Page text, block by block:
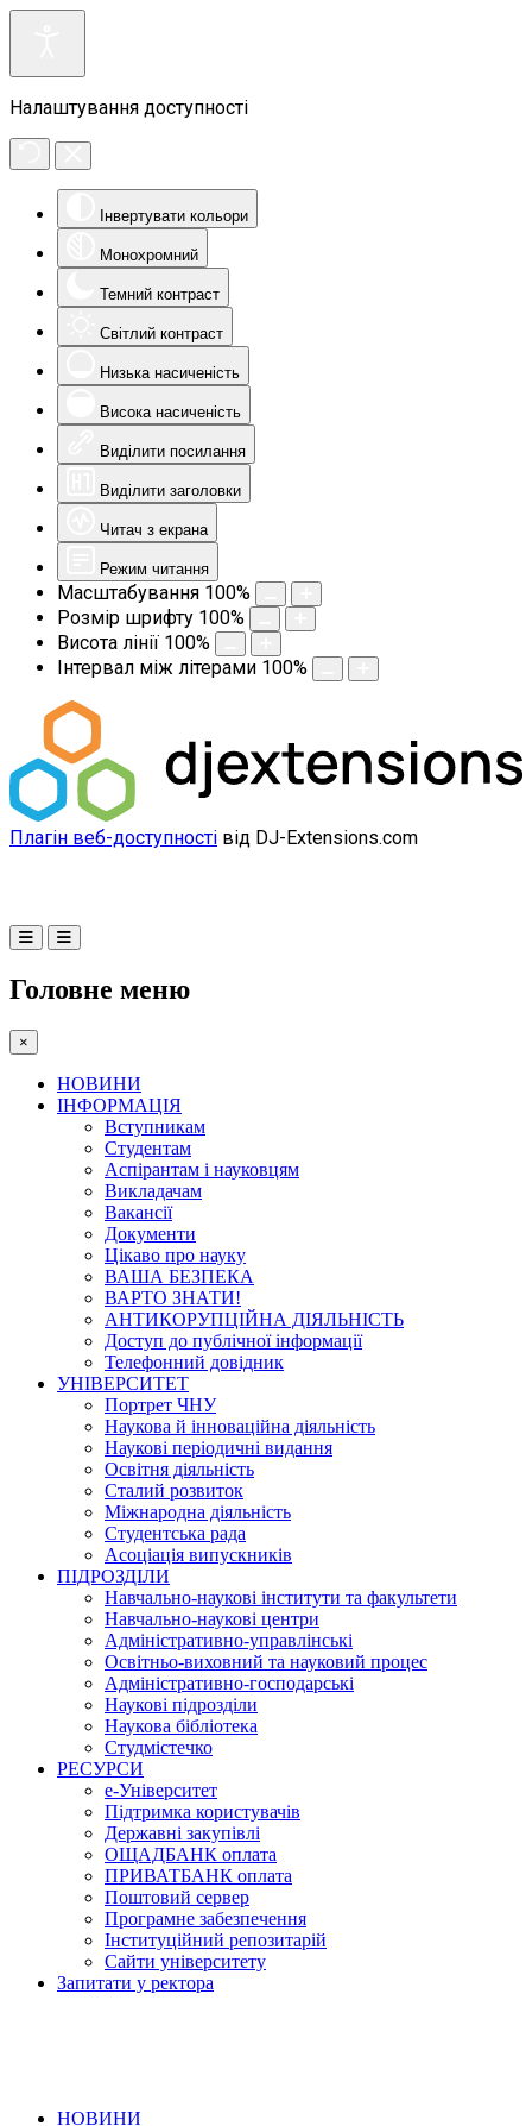
Налаштування доступності
Інвертувати кольори
Монохромний
Темний контраст
Світлий контраст
Низька насиченість
Висока насиченість
Виділити посилання
Виділити заголовки
Читач з екрана
Режим читання
Масштабування 100%
Розмір шрифту 100%
Висота лінії 100%
Інтервал між літерами 100%
Плагін веб-доступності від DJ-Extensions.com
Головне меню
×
НОВИНИ
ІНФОРМАЦІЯ
Вступникам
Студентам
Аспірантам і науковцям
Викладачам
Вакансії
Документи
Цікаво про науку
ВАША БЕЗПЕКА
ВАРТО ЗНАТИ!
АНТИКОРУПЦІЙНА ДІЯЛЬНІСТЬ
Доступ до публічної інформації
Телефонний довідник
УНІВЕРСИТЕТ
Портрет ЧНУ
Наукова й інноваційна діяльність
Наукові періодичні видання
Освітня діяльність
Сталий розвиток
Міжнародна діяльність
Студентська рада
Асоціація випускників
ПІДРОЗДІЛИ
Навчально-наукові інститути та факультети
Навчально-наукові центри
Адміністративно-управлінські
Освітньо-виховний та науковий процес
Адміністративно-господарські
Наукові підрозділи
Наукова бібліотека
Студмістечко
РЕСУРСИ
е-Університет
Підтримка користувачів
Державні закупівлі
ОЩАДБАНК оплата
ПРИВАТБАНК оплата
Поштовий сервер
Програмне забезпечення
Інституційний репозитарій
Сайти університету
Запитати у ректора
НОВИНИ